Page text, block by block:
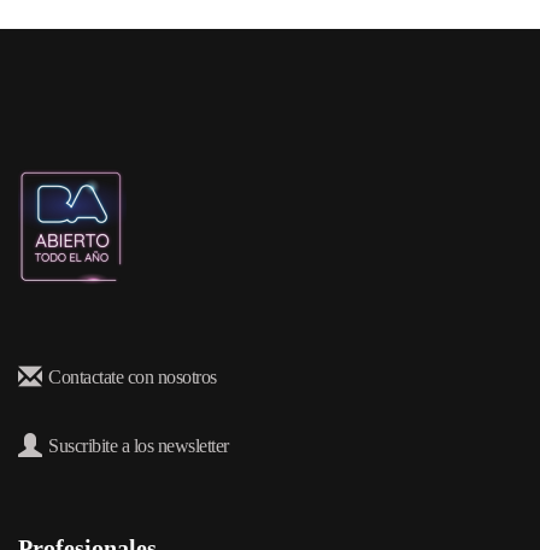
Contactate con nosotros
Suscribite a los newsletter